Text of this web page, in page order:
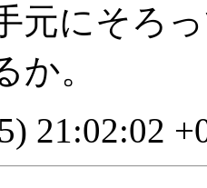
元にそろ
か。
21:02:02